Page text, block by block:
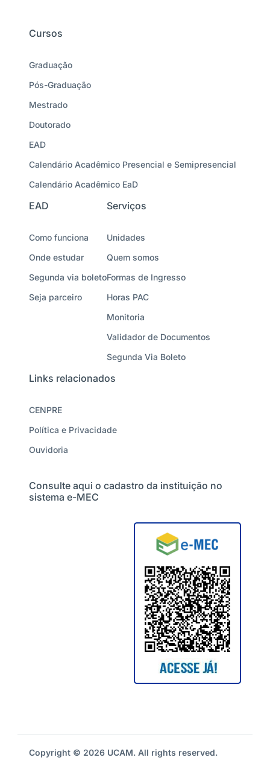
Cursos
Graduação
Pós-Graduação
Mestrado
Doutorado
EAD
Calendário Acadêmico Presencial e Semipresencial
Calendário Acadêmico EaD
EAD
Como funciona
Onde estudar
Segunda via boleto
Seja parceiro
Serviços
Unidades
Quem somos
Formas de Ingresso
Horas PAC
Monitoria
Validador de Documentos
Segunda Via Boleto
Links relacionados
CENPRE
Política e Privacidade
Ouvidoria
Consulte aqui o cadastro da instituição no
sistema e-MEC
Copyright © 2026 UCAM. All rights reserved.